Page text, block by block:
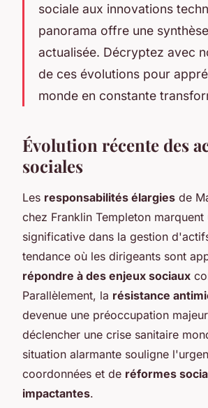
sociale aux innovations
panorama offre une
actualisée. Décryptez avec
de ces évolutions pour
monde en constante
Évolution récente des
sociales
Les responsabilités élargies de
chez Franklin Templeton
significative dans la gestion
tendance où les dirigeants sont
répondre à des enjeux sociaux
Parallèlement, la résistance
devenue une préoccupation
déclencher une crise sanitaire
situation alarmante souligne
coordonnées et de réformes
impactantes.